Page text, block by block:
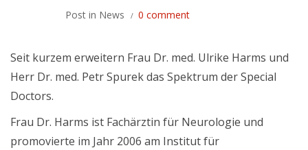
Post in News 0 comment
Seit kurzem erweitern Frau Dr. med. Ulrike Harms und
Herr Dr. med. Petr Spurek das Spektrum der Special
Doctors.
Frau Dr. Harms ist Fachärztin für Neurologie und
promovierte im Jahr 2006 am Institut für